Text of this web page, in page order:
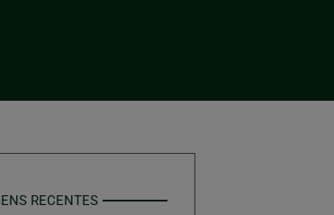
RECENTES